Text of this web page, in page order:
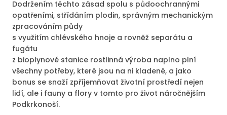
Dodržením těchto zásad spolu s půdoochrannými
opatřeními, střídáním plodin, správným mechanickým
zpracováním půdy
s využitím chlévského hnoje a rovněž separátu a
fugátu
z bioplynové stanice rostlinná výroba naplno plní
všechny potřeby, které jsou na ni kladené, a jako
bonus se snaží zpříjemňovat životní prostředí nejen
lidí, ale i fauny a flory v tomto pro život náročnějším
Podkrkonoší.